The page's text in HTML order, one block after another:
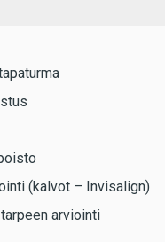
(kalvot – Invisalign)
arviointi